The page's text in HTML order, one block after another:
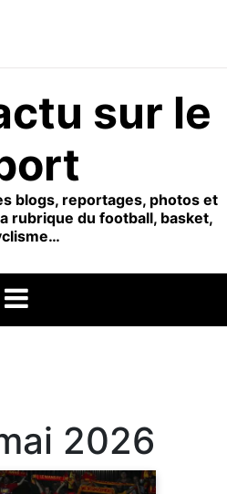
sur le
blogs, reportages, photos et
rubrique du football, basket,
2026